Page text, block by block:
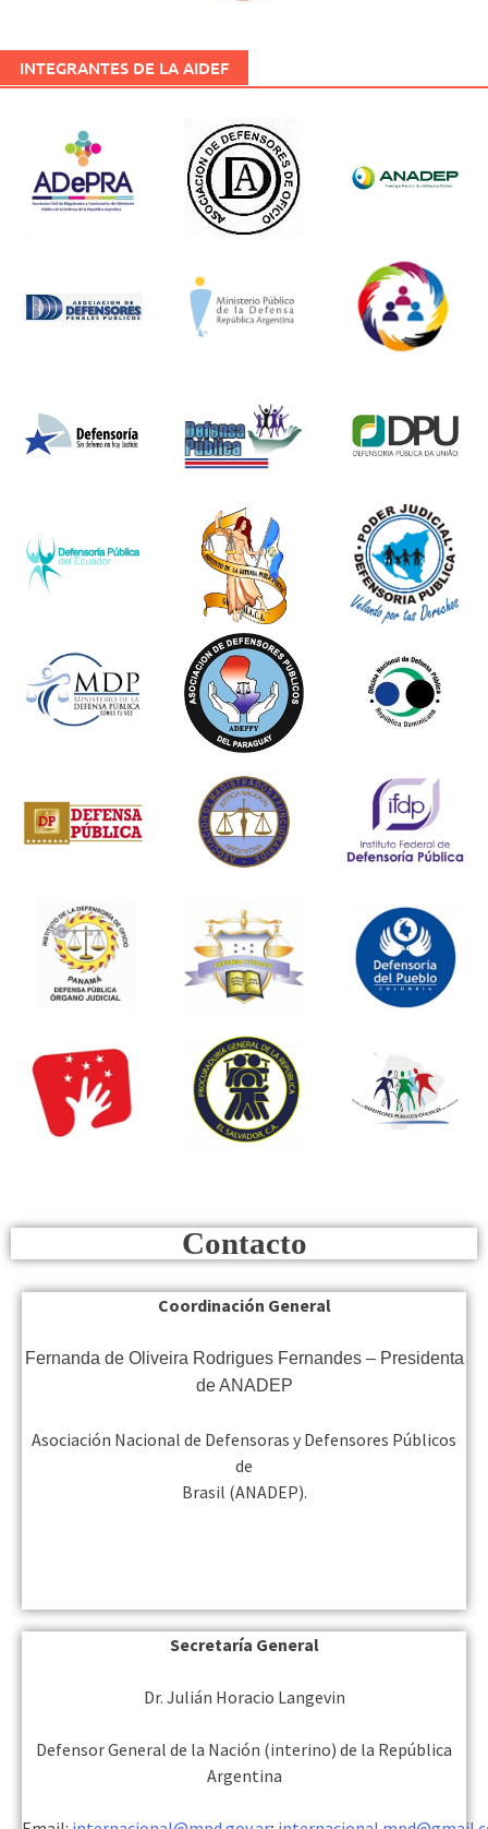
INTEGRANTES DE LA AIDEF
Contacto
Coordinación General
Fernanda de Oliveira Rodrigues Fernandes – Presidenta
de ANADEP
Asociación Nacional de Defensoras y Defensores Públicos
de
Brasil (ANADEP).
Secretaría General
Dr. Julián Horacio Langevin
Defensor General de la Nación (interino) de la República
Argentina